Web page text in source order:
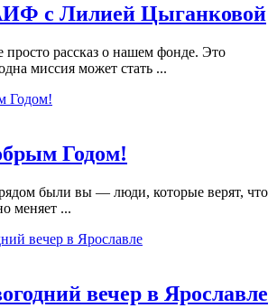
с Лилией Цыганковой
рассказ о нашем фонде. Это
миссия может стать ...
Годом!
были вы — люди, которые верят, что
меняет ...
вечер в Ярославле